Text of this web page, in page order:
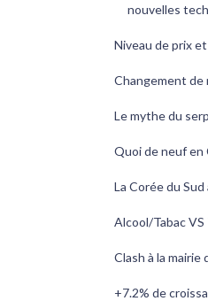
nouvelles
Niveau de prix
Changement de
Le mythe du
Quoi de neuf en
La Corée du
Alcool/Tabac VS
Clash à la mairie
+7.2% de